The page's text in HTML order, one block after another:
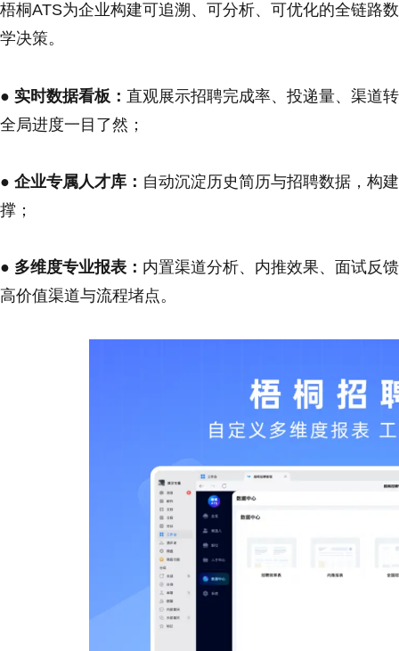
梧桐ATS为企业构建可追溯、可分析、可优化的全链路
学决策。
● 实时数据看板： 直观展示招聘完成率、投递量、渠道
全局进度一目了然；
● 企业专属人才库： 自动沉淀历史简历与招聘数据，构
撑；
● 多维度专业报表： 内置渠道分析、内推效果、面试反
高价值渠道与流程堵点。